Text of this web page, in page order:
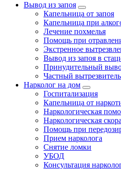
Вывод из запоя
Капельница от запоя
Капельница при
Лечение похмелья
Помощь при
Экстренное
Вывод из запоя в
Принудительный
Частный вытрезвитель
Нарколог на дом
Госпитализация
Капельница от
Наркологическая
Наркологическая
Помощь при
Прием нарколога
Снятие ломки
УБОД
Консультация